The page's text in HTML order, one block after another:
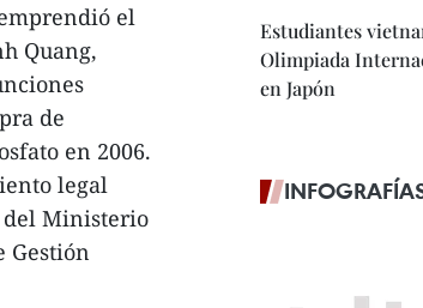
el
Quang,
de
en 2006.
legal
del Ministerio
Gestión
Estudiantes
Olimpiada
en Japón